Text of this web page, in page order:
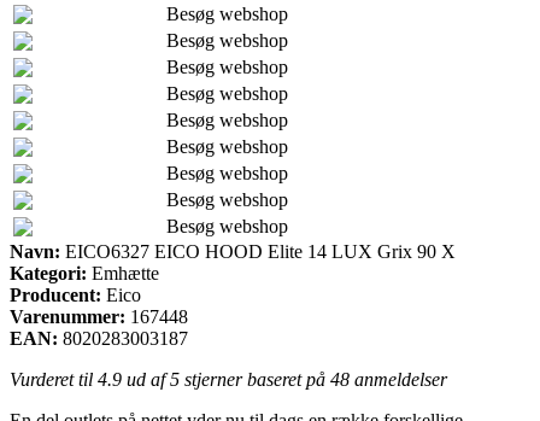
Besøg webshop
Besøg webshop
Besøg webshop
Besøg webshop
Besøg webshop
Besøg webshop
Besøg webshop
Besøg webshop
Besøg webshop
Navn: EICO6327 EICO HOOD Elite 14 LUX Grix 90 X
Kategori: Emhætte
Producent: Eico
Varenummer: 167448
EAN: 8020283003187
Vurderet til 4.9 ud af 5 stjerner baseret på 48 anmeldelser